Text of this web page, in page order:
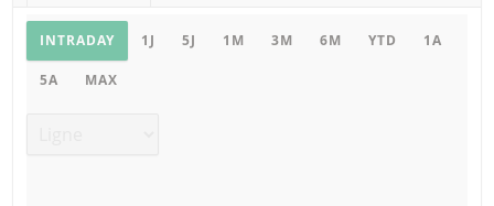
Graphique
INTRADAY 1J 5J 1M 3M 6M YTD 1A
5A MAX